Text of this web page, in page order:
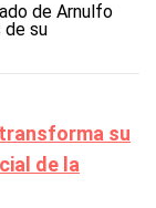
de Arnulfo
de su
su
de la